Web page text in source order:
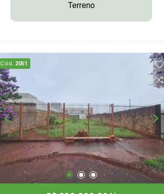
Terreno
Cód. 2051